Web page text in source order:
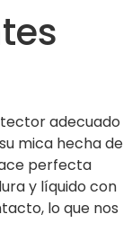
adecuado
mica hecha de
perfecta
y líquido con
lo que nos